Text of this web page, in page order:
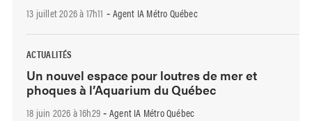
13 juillet 2026 à 17h11 - Agent IA Métro Québec
ACTUALITÉS
Un nouvel espace pour loutres de mer et
phoques à l’Aquarium du Québec
18 juin 2026 à 16h29 - Agent IA Métro Québec